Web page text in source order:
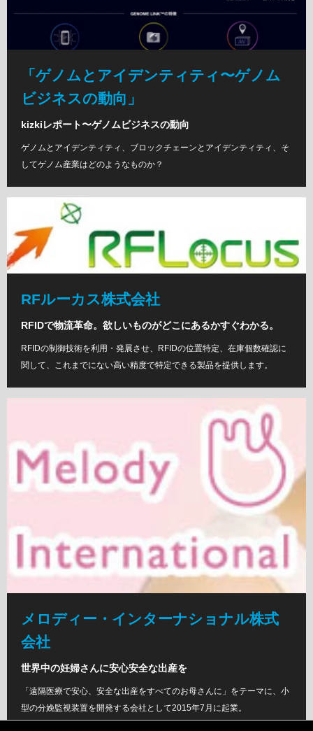
「ゲノムとアイデンティティ〜ゲノム
ビジネスの動向」
kizkiレポート〜ゲノムビジネスの動向
ゲノムとアイデンティティ、ブロックチェーンとアイデンティティ、そ
してゲノム産業はどのようなものか？
RFルーカス株式会社
RFIDで物流革命。欲しいものがどこにあるかすぐわかる。
RFIDの制御技術を利用・発展させ、RFIDの位置特定、在庫個数確認に
関して、これまでにない高い精度で特定できる製品を提供します。
メロディー・インターナショナル株式
会社
世界中の妊婦さんに安心安全な出産を
「遠隔医療で安心、安全な出産をすべてのお母さんに」をテーマに、小
型の分娩監視装置を開発する会社として2015年7月に起業。